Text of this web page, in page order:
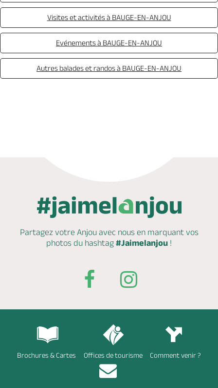
Visites et activités à BAUGE-EN-ANJOU
Evénements à BAUGE-EN-ANJOU
Autres balades et randos à BAUGE-EN-ANJOU
Partagez votre Anjou avec nous en marquantvos
photos du hashtag #Jaimelanjou !
Brochures & Cartes Offices de tourisme Comment venir ?